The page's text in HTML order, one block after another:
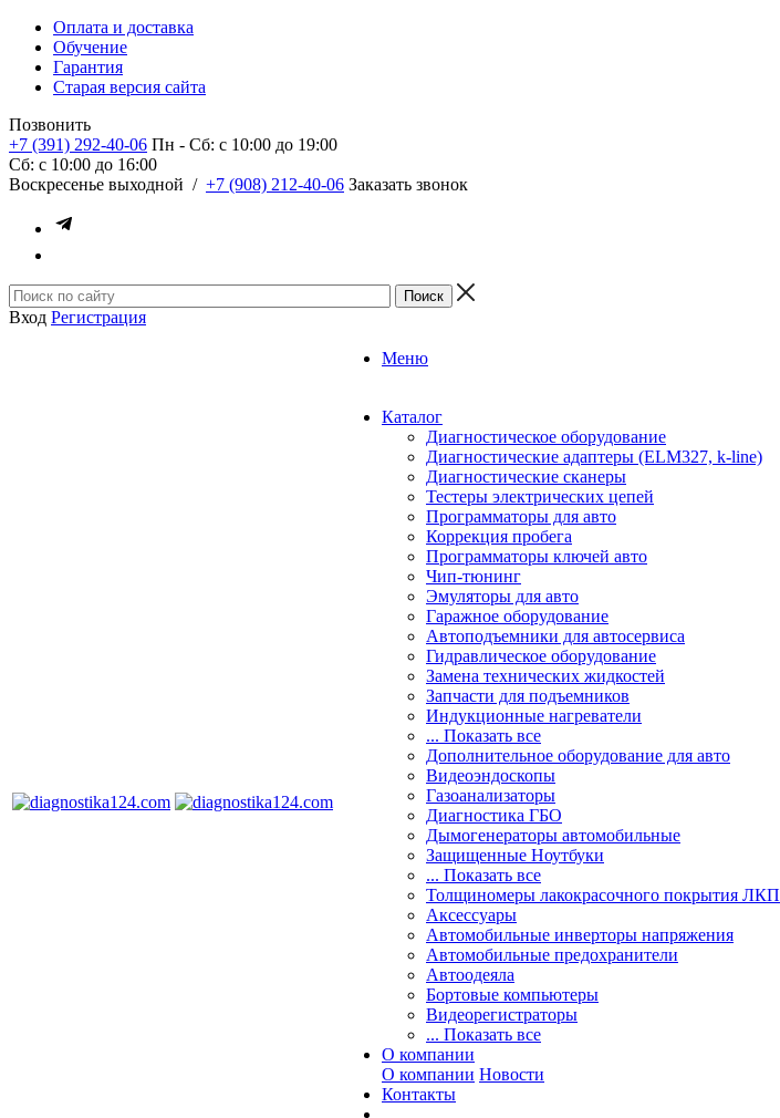
Оплата и доставка
Обучение
Гарантия
Старая версия сайта
Позвонить
+7 (391) 292-40-06 Пн - Сб: c 10:00 до 19:00
Сб: c 10:00 до 16:00
​Воскресенье выходной / +7 (908) 212-40-06 Заказать звонок
Вход Регистрация
Меню
Каталог
Диагностическое оборудование
Диагностические адаптеры (ELM327, k-line)
Диагностические сканеры
Тестеры электрических цепей
Программаторы для авто
Коррекция пробега
Программаторы ключей авто
Чип-тюнинг
Эмуляторы для авто
Гаражное оборудование
Автоподъемники для автосервиса
Гидравлическое оборудование
Замена технических жидкостей
Запчасти для подъемников
Индукционные нагреватели
... Показать все
Дополнительное оборудование для авто
Видеоэндоскопы
Газоанализаторы
Диагностика ГБО
Дымогенераторы автомобильные
Защищенные Ноутбуки
... Показать все
Толщиномеры лакокрасочного покрытия ЛКП
Аксессуары
Автомобильные инверторы напряжения
Автомобильные предохранители
Автоодеяла
Бортовые компьютеры
Видеорегистраторы
... Показать все
О компании
О компании Новости
Контакты